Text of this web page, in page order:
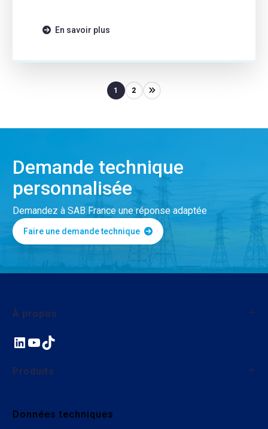
En savoir plus
1 2
Demande technique
personnalisée
Demandez à SAB France une réponse adaptée
Faire une demande technique
À propos
À propos de SAB France
Nos actions environnementales et sociales
LinkedIn
YouTube
TikTok
Produits
Câbles industriels
Données techniques